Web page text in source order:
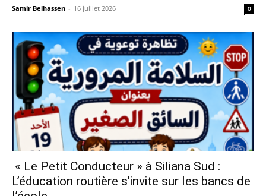
Samir Belhassen - 16 juillet 2026 0
« Le Petit Conducteur » à Siliana Sud :
L’éducation routière s’invite sur les bancs de